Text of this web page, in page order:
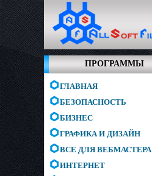
ПРОГРАММЫ
ГЛАВНАЯ
БЕЗОПАСНОСТЬ
БИЗНЕС
ГРАФИКА И ДИЗАЙН
ВСЕ ДЛЯ ВЕБМАСТЕРА
ИНТЕРНЕТ